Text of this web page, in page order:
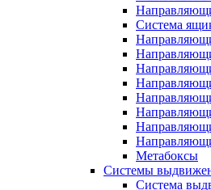
Система
Метабоксы
Системы
Система